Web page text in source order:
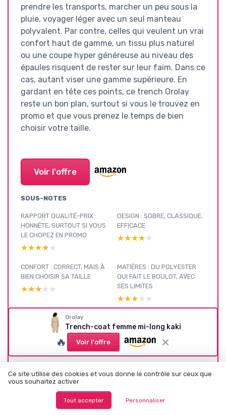
prendre les transports, marcher un peu sous la
pluie, voyager léger avec un seul manteau
polyvalent. Par contre, celles qui veulent un vrai
confort haut de gamme, un tissu plus naturel
ou une coupe hyper généreuse au niveau des
épaules risquent de rester sur leur faim. Dans ce
cas, autant viser une gamme supérieure. En
gardant en tête ces points, ce trench Orolay
reste un bon plan, surtout si vous le trouvez en
promo et que vous prenez le temps de bien
choisir votre taille.
Voir l'offre
SOUS-NOTES
RAPPORT QUALITÉ-PRIX :
HONNÊTE, SURTOUT SI VOUS
LE CHOPEZ EN PROMO
★★★★★
★★★★★
DESIGN : SOBRE, CLASSIQUE,
EFFICACE
★★★★★
★★★★★
CONFORT : CORRECT, MAIS À
BIEN CHOISIR SA TAILLE
★★★★★
★★★★★
MATIÈRES : DU POLYESTER
QUI FAIT LE BOULOT, AVEC
SES LIMITES
★★★★★
★★★★★
PRÉSENTATION : CE QUE
PROPOSE VRAIMENT CE
TRENCH OROLAY
BIEN GÉRÉS
★★★★★
★★★★★
saison : voir
Orolay
Trench-coat femme mi-long kaki
🔥 Voir l'offre
Ce site utilise des cookies et vous donne le contrôle sur ceux que
vous souhaitez activer
Tout accepter Personnaliser